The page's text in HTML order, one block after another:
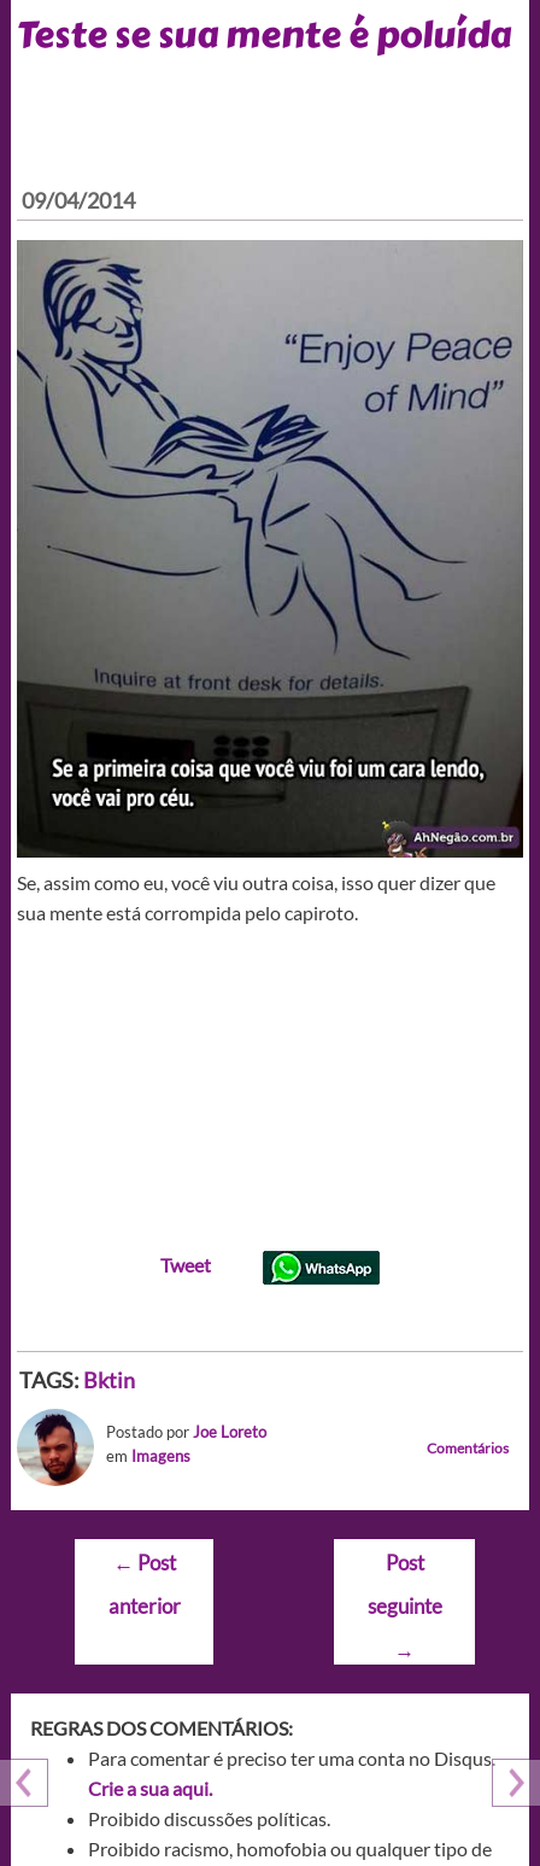
Teste se sua mente é poluída
09/04/2014
Se, assim como eu, você viu outra coisa, isso quer dizer que
sua mente está corrompida pelo capiroto.
Tweet
TAGS: Bktin
Postado porJoe Loreto
em Imagens Comentários
Navegação
Post
← Post
anterior
Post
seguinte
→
REGRAS DOS COMENTÁRIOS:
Para comentar é preciso ter uma conta no Disqus.
Crie a sua aqui.
Proibido discussões políticas.
Proibido racismo, homofobia ou qualquer tipo de